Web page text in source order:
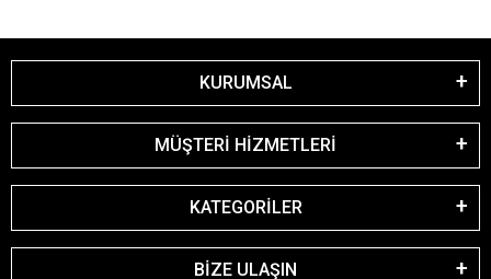
KURUMSAL
MÜŞTERİ HİZMETLERİ
KATEGORİLER
BİZE ULAŞIN